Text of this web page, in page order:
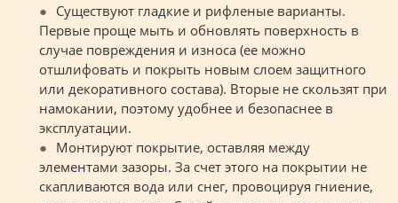
Существуют гладкие и рифленые варианты.
Первые проще мыть и обновлять поверхность в
случае повреждения и износа (ее можно
отшлифовать и покрыть новым слоем защитного
или декоративного состава). Вторые не скользят при
намокании, поэтому удобнее и безопаснее в
эксплуатации.
Монтируют покрытие, оставляя между
элементами зазоры. За счет этого на покрытии не
скапливаются вода или снег, провоцируя гниение,